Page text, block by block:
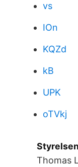
vs
IOn
KQZd
kB
UPK
oTVkj
Thomas